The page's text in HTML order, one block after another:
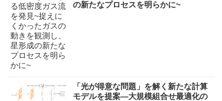
の新たなプロセスを明らかに~
「光が得意な問題」を解く新たな計算
モデルを提案―大規模組合せ最適化の